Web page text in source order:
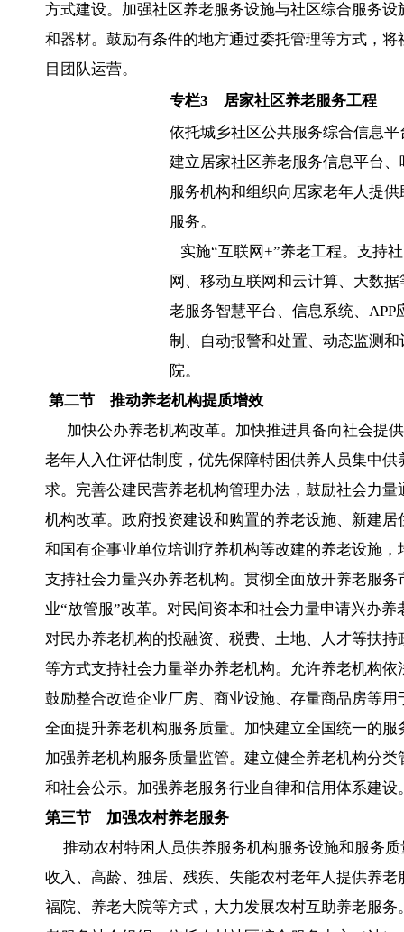
方式建设。加强社区养老服务设施与社区综合服务
和器材。鼓励有条件的地方通过委托管理等方式，
目团队运营。
专栏3 居家社区养老服务工程
依托城乡社区公共服务综合信息
建立居家社区养老服务信息平台
服务机构和组织向居家老年人提
服务。
实施“互联网+”养老工程。支持
网、移动互联网和云计算、大数
老服务智慧平台、信息系统、
制、自动报警和处置、动态监测
院。
第二节 推动养老机构提质增效
加快公办养老机构改革。加快推进具备向社会提
老年人入住评估制度，优先保障特困供养人员集中
求。完善公建民营养老机构管理办法，鼓励社会力
机构改革。政府投资建设和购置的养老设施、新建
和国有企事业单位培训疗养机构等改建的养老设施，
支持社会力量兴办养老机构。贯彻全面放开养老服
业“放管服”改革。对民间资本和社会力量申请兴办
对民办养老机构的投融资、税费、土地、人才等扶
等方式支持社会力量举办养老机构。允许养老机构
鼓励整合改造企业厂房、商业设施、存量商品房等用
全面提升养老机构服务质量。加快建立全国统一的
加强养老机构服务质量监管。建立健全养老机构分
和社会公示。加强养老服务行业自律和信用体系建
第三节 加强农村养老服务
推动农村特困人员供养服务机构服务设施和服务
收入、高龄、独居、残疾、失能农村老年人提供养
福院、养老大院等方式，大力发展农村互助养老服